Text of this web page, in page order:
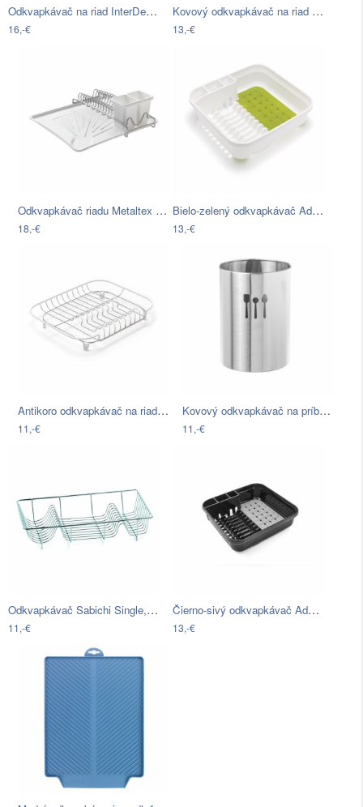
Odkvapkávač na riad InterDesign…
16,-€
Kovový odkvapkávač na riad Wenko Duo
13,-€
Odkvapkávač riadu Metaltex Wave-Te×, 35…
18,-€
Bielo-zelený odkvapkávač Addis Twin
13,-€
Antikoro odkvapkávač na riad s bielymi…
11,-€
Kovový odkvapkávač na príbory Unimasa,…
11,-€
Odkvapkávač Sabichi Single, 48 x 32 cm
11,-€
Čierno-sivý odkvapkávač Addis Twin
13,-€